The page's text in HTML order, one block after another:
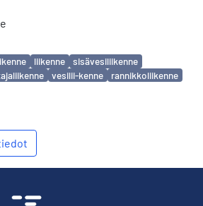
liikenne
sisävesiliikenne
vesilii-kenne
rannikkoliikenne